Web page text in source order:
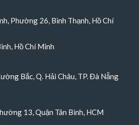
Phường 26, Bình Thạnh, Hồ Chí
Hồ Chí Minh
Bắc, Q. Hải Châu, TP. Đà Nẵng
13, Quận Tân Bình, HCM